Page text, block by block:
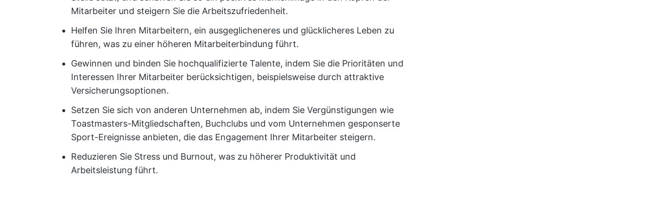
Mitarbeiter und steigern Sie die Arbeitszufriedenheit.
Helfen Sie Ihren Mitarbeitern, ein ausgeglicheneres und glücklicheres Leben zu
führen, was zu einer höheren Mitarbeiterbindung führt.
Gewinnen und binden Sie hochqualifizierte Talente, indem Sie die Prioritäten und
Interessen Ihrer Mitarbeiter berücksichtigen, beispielsweise durch attraktive
Versicherungsoptionen.
Setzen Sie sich von anderen Unternehmen ab, indem Sie Vergünstigungen wie
Toastmasters-Mitgliedschaften, Buchclubs und vom Unternehmen gesponserte
Sport-Ereignisse anbieten, die das Engagement Ihrer Mitarbeiter steigern.
Reduzieren Sie Stress und Burnout, was zu höherer Produktivität und
Arbeitsleistung führt.